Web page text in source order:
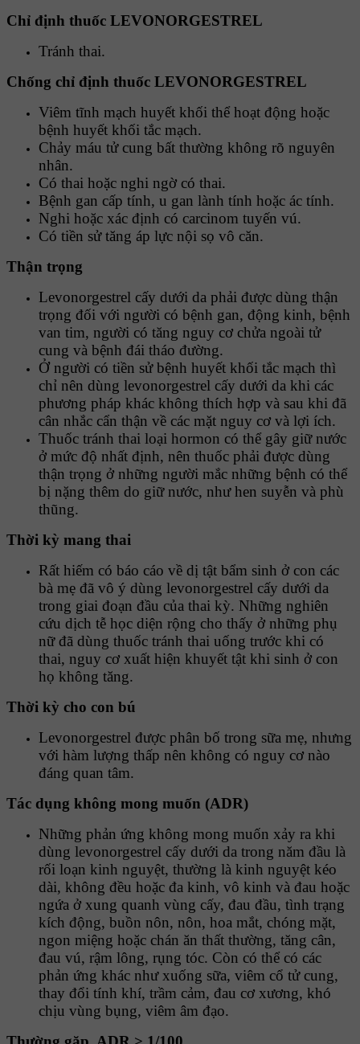
Chỉ định thuốc LEVONORGESTREL
Tránh thai.
Chống chỉ định thuốc LEVONORGESTREL
Viêm tĩnh mạch huyết khối thể hoạt động hoặc
bệnh huyết khối tắc mạch.
Chảy máu tử cung bất thường không rõ nguyên
nhân.
Có thai hoặc nghi ngờ có thai.
Bệnh gan cấp tính, u gan lành tính hoặc ác tính.
Nghi hoặc xác định có carcinom tuyến vú.
Có tiền sử tăng áp lực nội sọ vô căn.
Thận trọng
Levonorgestrel cấy dưới da phải được dùng thận
trọng đối với người có bệnh gan, động kinh, bệnh
van tim, người có tăng nguy cơ chửa ngoài tử
cung và bệnh đái tháo đường.
Ở người có tiền sử bệnh huyết khối tắc mạch thì
chỉ nên dùng levonorgestrel cấy dưới da khi các
phương pháp khác không thích hợp và sau khi đã
cân nhắc cẩn thận về các mặt nguy cơ và lợi ích.
Thuốc tránh thai loại hormon có thể gây giữ nước
ở mức độ nhất định, nên thuốc phải được dùng
thận trọng ở những người mắc những bệnh có thể
bị nặng thêm do giữ nước, như hen suyễn và phù
thũng.
Thời kỳ mang thai
Rất hiếm có báo cáo về dị tật bẩm sinh ở con các
bà mẹ đã vô ý dùng levonorgestrel cấy dưới da
trong giai đoạn đầu của thai kỳ. Những nghiên
cứu dịch tễ học diện rộng cho thấy ở những phụ
nữ đã dùng thuốc tránh thai uống trước khi có
thai, nguy cơ xuất hiện khuyết tật khi sinh ở con
họ không tăng.
Thời kỳ cho con bú
Levonorgestrel được phân bố trong sữa mẹ, nhưng
với hàm lượng thấp nên không có nguy cơ nào
đáng quan tâm.
Tác dụng không mong muốn (ADR)
Những phản ứng không mong muốn xảy ra khi
dùng levonorgestrel cấy dưới da trong năm đầu là
rối loạn kinh nguyệt, thường là kinh nguyệt kéo
dài, không đều hoặc đa kinh, vô kinh và đau hoặc
ngứa ở xung quanh vùng cấy, đau đầu, tình trạng
kích động, buồn nôn, nôn, hoa mắt, chóng mặt,
ngon miệng hoặc chán ăn thất thường, tăng cân,
đau vú, rậm lông, rụng tóc. Còn có thể có các
phản ứng khác như xuống sữa, viêm cổ tử cung,
thay đổi tính khí, trầm cảm, đau cơ xương, khó
chịu vùng bụng, viêm âm đạo.